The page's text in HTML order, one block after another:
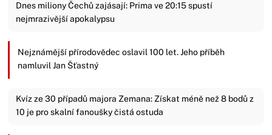
Dnes miliony Čechů zajásají: Prima ve 20:15 spustí
nejmrazivější apokalypsu
Nejznámější přírodovědec oslavil 100 let. Jeho příběh
namluvil Jan Šťastný
Kvíz ze 30 případů majora Zemana: Získat méně než 8 bodů z
10 je pro skalní fanoušky čistá ostuda